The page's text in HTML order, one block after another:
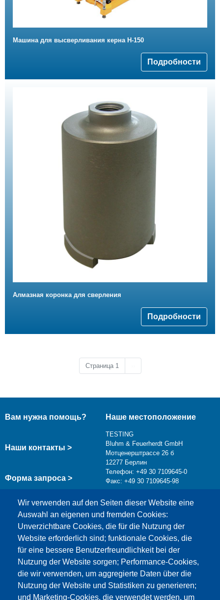
Машина для высверливания керна Н-150
Подробности
Алмазная коронка для сверления
Подробности
Страница 1
Wir verwenden auf den Seiten dieser Website eine
Auswahl an eigenen und fremden Cookies:
Unverzichtbare Cookies, die für die Nutzung der
Website erforderlich sind; funktionale Cookies, die
für eine bessere Benutzerfreundlichkeit bei der
Nutzung der Website sorgen; Performance-Cookies,
die wir verwenden, um aggregierte Daten über die
Nutzung der Website und Statistiken zu generieren;
und Marketing-Cookies, die verwendet werden, um
Вам нужна помощь?
Наши контакты >
Форма запроса >
Наше местоположение
TESTING
Bluhm & Feuerherdt GmbH
Мотценерштрассе 26 б
12277 Берлин
Телефон: +49 30 7109645-0
Факс: +49 30 7109645-98
info@testing.de
Этот материал заблокирован, потому что
файлы cookie Google Maps не были приняты.